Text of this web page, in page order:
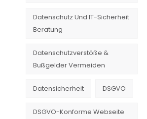
Datenschutz Und IT-Sicherheit
Beratung
Datenschutzverstöße &
Bußgelder Vermeiden
Datensicherheit DSGVO
DSGVO-Konforme Webseite